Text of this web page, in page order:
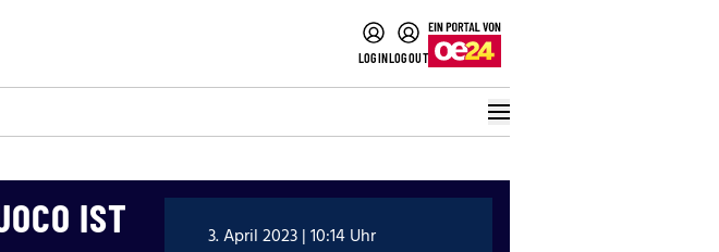
LOGINLOGOUT
IST
3. April 2023 | 10:14 Uhr